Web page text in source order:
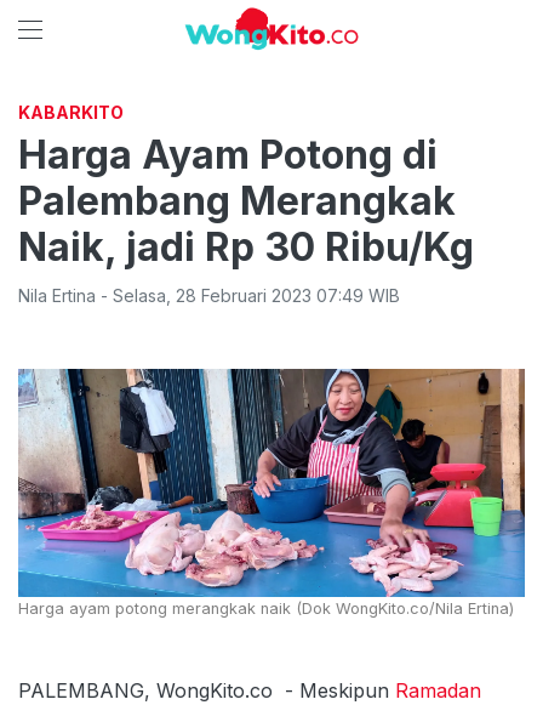
KABARKITO
Harga Ayam Potong di
Palembang Merangkak
Naik, jadi Rp 30 Ribu/Kg
Nila Ertina - Selasa 28 Februari 2023 07:49 WIB
Harga ayam potong merangkak naik (Dok WongKito.co/Nila Ertina)
PALEMBANG, WongKito.co - Meskipun Ramadan